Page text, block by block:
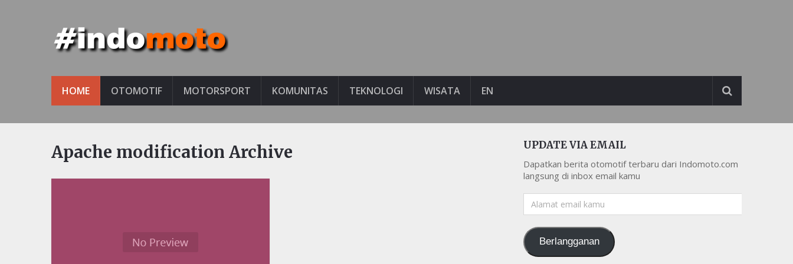
HOME OTOMOTIF MOTORSPORT KOMUNITAS TEKNOLOGI WISATA EN
Apache modification Archive UPDATE VIA EMAIL
Dapatkan berita otomotif terbaru dari Indomoto.com
langsung di inbox email kamu
Alamat
email
Berlangganan